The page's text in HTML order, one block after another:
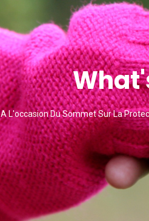
A L'occasion Du Sommet Sur La